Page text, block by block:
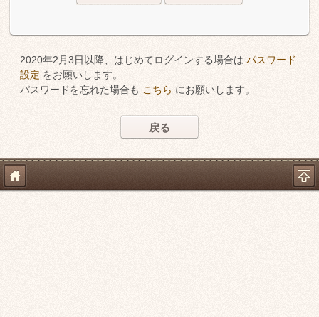
2020年2月3日以降、はじめてログインする場合は パスワード
設定 をお願いします。
パスワードを忘れた場合も こちら にお願いします。
戻る